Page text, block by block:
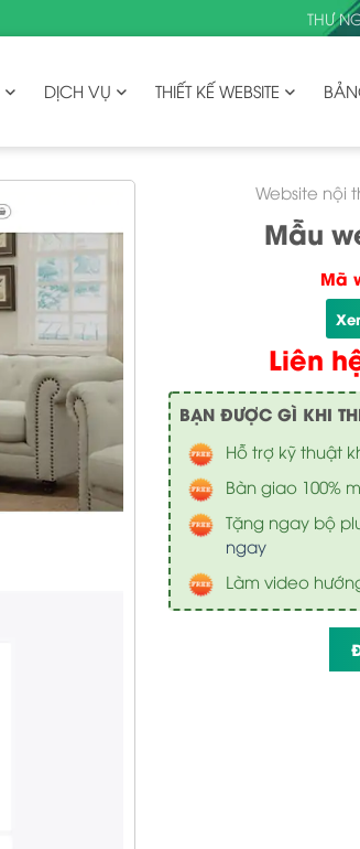
THƯ
DỊCH VỤ THIẾT KẾ WEBSITE
Website nội
Mẫu
Mã
Liên
BẠN ĐƯỢC GÌ KHI
Hỗ trợ kỹ thuật
Bàn giao 100%
Tặng ngay bộ
ngay
Làm video